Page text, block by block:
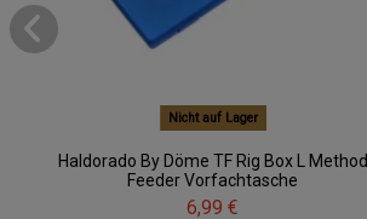
Nicht auf Lager
Haldorado By Döme TF Rig Box L Method
Feeder Vorfachtasche
6,99 €